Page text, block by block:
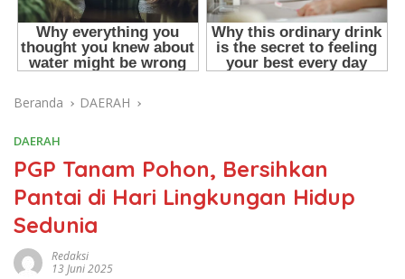
Beranda DAERAH
DAERAH
PGP Tanam Pohon, Bersihkan
Pantai di Hari Lingkungan Hidup
Sedunia
Redaksi
13 Juni 2025